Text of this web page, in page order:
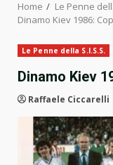
Home
Le Penne
Dinamo Kiev 1986:
Le Penne della S.I.S.S.
Dinamo Kiev
Raffaele Ciccarelli